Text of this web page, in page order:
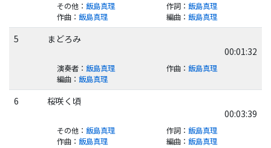
その他： 飯島真理 作詞： 飯島真理
作曲： 飯島真理 編曲： 飯島真理
5
まどろみ
00:01:32
演奏者： 飯島真理 作曲： 飯島真理
編曲： 飯島真理
6
桜咲く頃
00:03:39
その他： 飯島真理 作詞： 飯島真理
作曲： 飯島真理 編曲： 飯島真理